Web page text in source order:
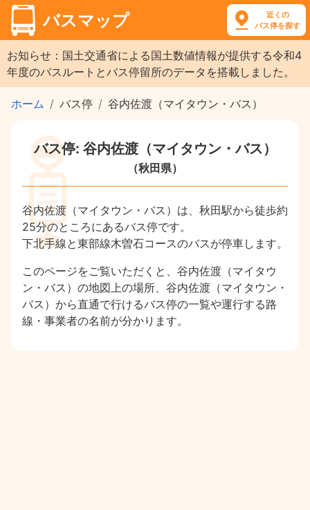
バスマップ
近くの
バス停を探す
お知らせ：国土交通省による国土数値情報が提供する令和4
年度のバスルートとバス停留所のデータを搭載しました。
ホーム バス停 谷内佐渡（マイタウン・バス）
バス停: 谷内佐渡（マイタウン・バス）
（秋田県）
谷内佐渡（マイタウン・バス）は、秋田駅から徒歩約
25分のところにあるバス停です。
下北手線と東部線木曽石コースのバスが停車します。
このページをご覧いただくと、谷内佐渡（マイタウ
ン・バス）の地図上の場所、谷内佐渡（マイタウン・
バス）から直通で行けるバス停の一覧や運行する路
線・事業者の名前が分かります。